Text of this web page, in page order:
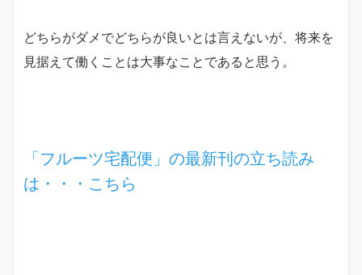
どちらがダメでどちらが良いとは言えないが、将来を
見据えて働くことは大事なことであると思う。
「フルーツ宅配便」の最新刊の立ち読み
は・・・こちら